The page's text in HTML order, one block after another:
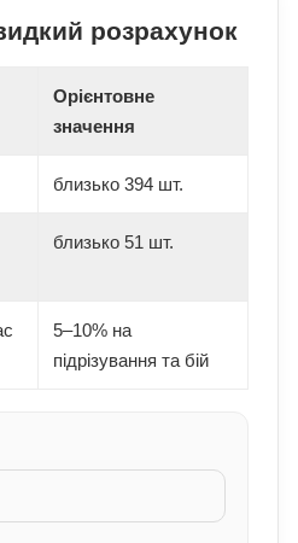
розрахунок
Орієнтовне
значення
близько 394 шт.
близько 51 шт.
5–10% на
підрізування та бій